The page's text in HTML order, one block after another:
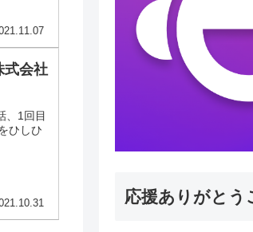
式会社
、1回目
ひしひ
応援ありがとう